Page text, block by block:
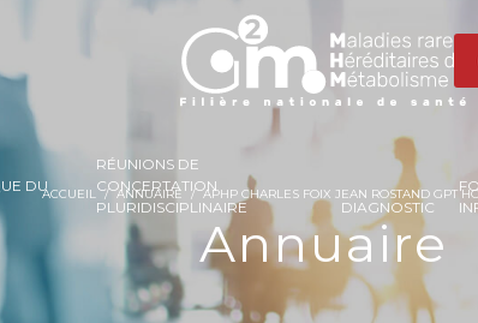
DU
RÉUNIONS DE
CONCERTATION
PLURIDISCIPLINAIRE
DIAGNOSTIC
Annuaire
ACCUEIL / ANNUAIRE / APHP CHARLES FOIX JEAN ROSTAND GPT